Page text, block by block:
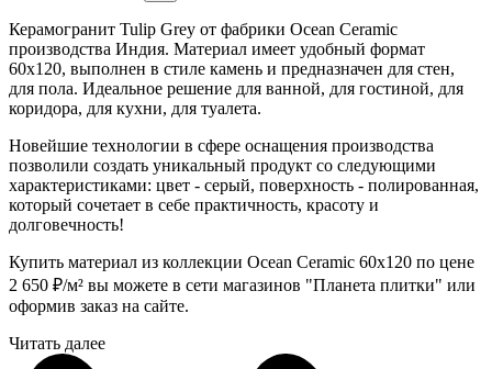
Керамогранит Tulip Grey от фабрики Ocean Ceramic
производства Индия. Материал имеет удобный формат
60x120, выполнен в стиле камень и предназначен для стен,
для пола. Идеальное решение для ванной, для гостиной, для
коридора, для кухни, для туалета.
Новейшие технологии в сфере оснащения производства
позволили создать уникальный продукт со следующими
характеристиками: цвет - серый, поверхность - полированная,
который сочетает в себе практичность, красоту и
долговечность!
Купить материал из коллекции Ocean Ceramic 60x120 по цене
2 650 ₽/м² вы можете в сети магазинов "Планета плитки" или
оформив заказ на сайте.
Читать далее